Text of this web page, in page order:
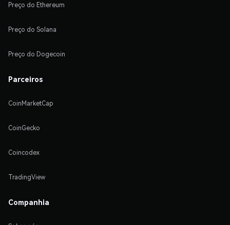
Preço do Ethereum
Preço do Solana
Preço do Dogecoin
Parceiros
CoinMarketCap
CoinGecko
Coincodex
TradingView
Companhia